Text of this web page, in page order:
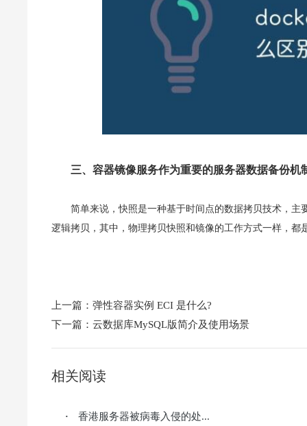
三、容器镜像服务作为重要的服务器数据备份
简单来说，快照是一种基于时间点的数据拷贝技术，
逻辑拷贝，其中，物理拷贝快照和镜像的工作方式一样，
上一篇： 弹性容器实例 ECI 是什么?
下一篇： 云数据库MySQL版简介及使用场景
相关阅读
· 香港服务器被病毒入侵的处...